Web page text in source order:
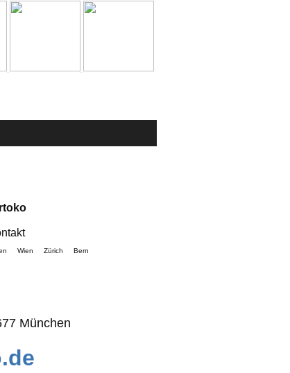
Wien Zürich Bern
München